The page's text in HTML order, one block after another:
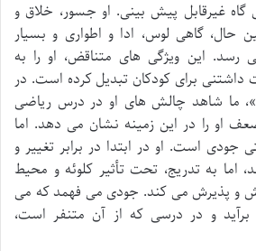
غیرقابل پیش بینی. او جسور، خلاق و
حال، گاهی لوس، ادا و اطواری و بسیار
رسد. این ویژگی های متناقض، او را به
برای کودکان تبدیل کرده است. در
ما شاهد چالش های او در درس ریاضی
او را در این زمینه نشان می دهد. اما
است. او در ابتدا در برابر تغییر و
اما به تدریج، تحت تأثیر کلوئه و محیط
و پذیرش می کند. جودی می فهمد که می
و در درسی که از آن متنفر است،